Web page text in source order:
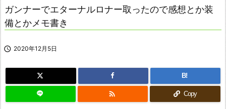
ガンナーでエターナルロナー取ったので感想とか装
備とかメモ書き
 2020年12月5日
B!
 Copy